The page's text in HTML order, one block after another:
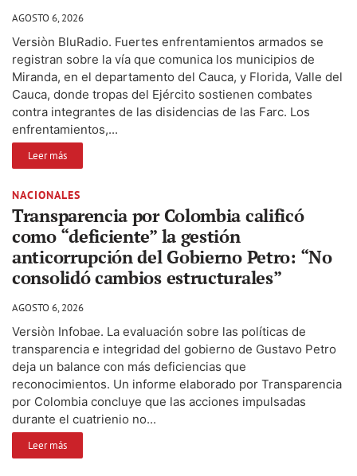
AGOSTO 6, 2026
Versiòn BluRadio. Fuertes enfrentamientos armados se
registran sobre la vía que comunica los municipios de
Miranda, en el departamento del Cauca, y Florida, Valle del
Cauca, donde tropas del Ejército sostienen combates
contra integrantes de las disidencias de las Farc. Los
enfrentamientos,...
Leer más
NACIONALES
Transparencia por Colombia calificó
como “deficiente” la gestión
anticorrupción del Gobierno Petro: “No
consolidó cambios estructurales”
AGOSTO 6, 2026
Versiòn Infobae. La evaluación sobre las políticas de
transparencia e integridad del gobierno de Gustavo Petro
deja un balance con más deficiencias que
reconocimientos. Un informe elaborado por Transparencia
por Colombia concluye que las acciones impulsadas
durante el cuatrienio no...
Leer más